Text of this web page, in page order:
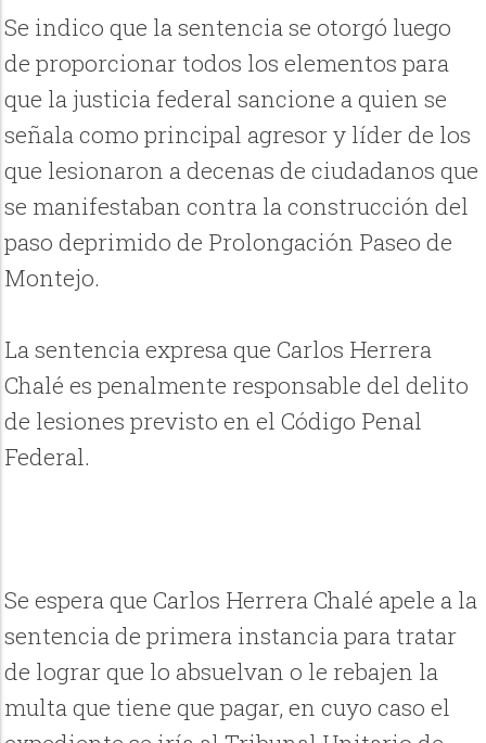
Se indico que la sentencia se otorgó luego
de proporcionar todos los elementos para
que la justicia federal sancione a quien se
señala como principal agresor y líder de los
que lesionaron a decenas de ciudadanos que
se manifestaban contra la construcción del
paso deprimido de Prolongación Paseo de
Montejo.
La sentencia expresa que Carlos Herrera
Chalé es penalmente responsable del delito
de lesiones previsto en el Código Penal
Federal.
Se espera que Carlos Herrera Chalé apele a la
sentencia de primera instancia para tratar
de lograr que lo absuelvan o le rebajen la
multa que tiene que pagar, en cuyo caso el